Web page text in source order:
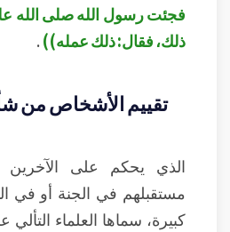
فجئت رسول الله صلى الله
ذلك، فقال: ذلك عمله)).
تقييم الأشخاص من
الذي يحكم على
مستقبلهم في الجنة أو في
كبيرة، سماها العلماء